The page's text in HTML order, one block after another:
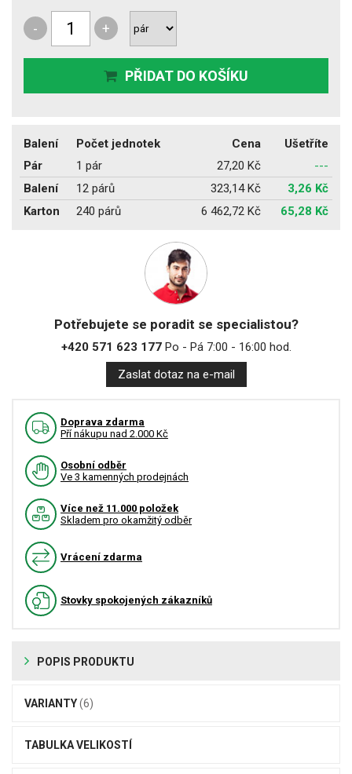
- +
PŘIDAT DO KOŠÍKU
Balení Počet jednotek Cena
Ušetříte
Pár
1 pár 27,20 Kč
---
Balení
12 párů 323,14 Kč
3,26 Kč
Karton
240 párů 6 462,72 Kč 65,28 Kč
Potřebujete se poradit se specialistou?
+420 571 623 177Po - Pá 7:00 - 16:00 hod.
Zaslat dotaz na e-mail
Doprava zdarma
Pří nákupu nad 2.000 Kč
Osobní odběr
Ve 3 kamenných prodejnách
Více než 11.000 položek
Skladem pro okamžitý odběr
Vrácení zdarma
Stovky spokojených zákazníků
POPIS PRODUKTU
VARIANTY(6)
TABULKA VELIKOSTÍ